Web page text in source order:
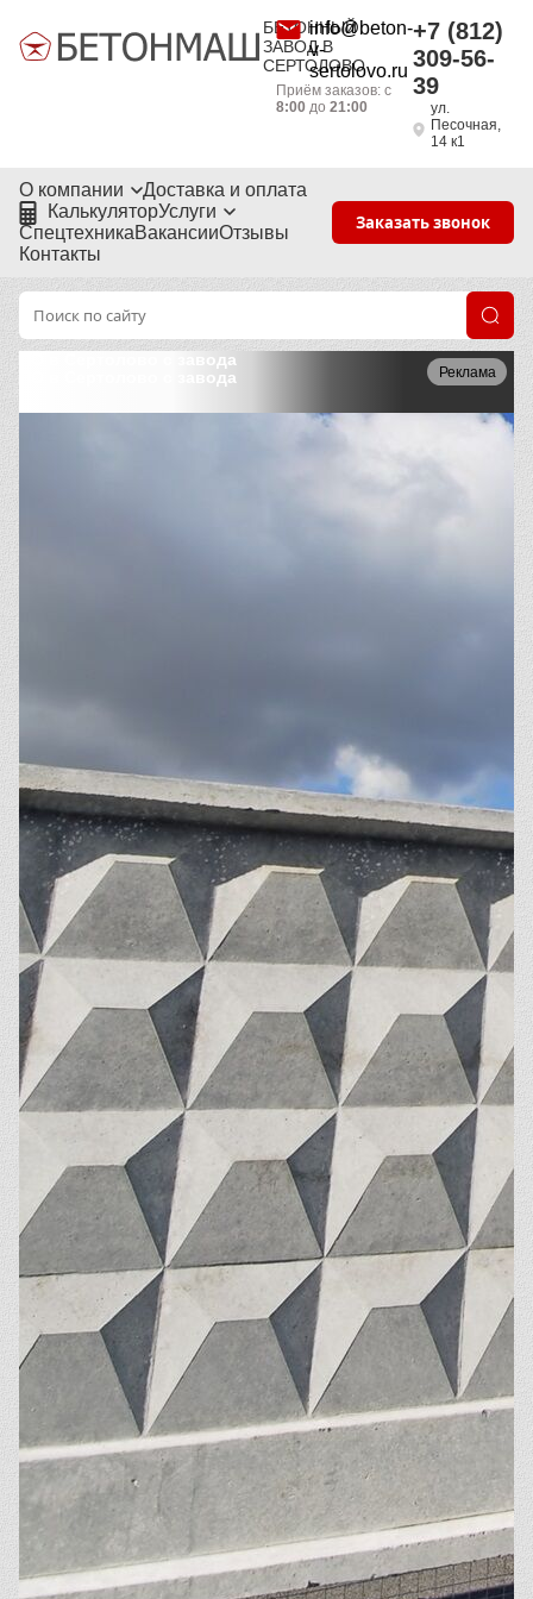
БЕТОННЫЙ
ЗАВОД В
СЕРТОЛОВО
info@beton-
v-
sertolovo.ru
Приём заказов: с
8:00до 21:00
+7 (812)
309-56-
39
ул.
Песочная,
14 к1
О компании
Доставка и оплата
КалькуляторУслуги
СпецтехникаВакансииОтзывы
Контакты
Заказать звонок
Реклама
ПО в Сертолово с завода
ПО в Сертолово с завода